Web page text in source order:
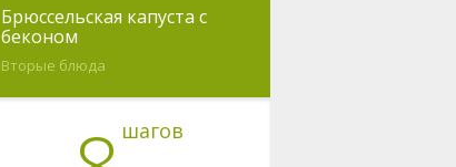
Брюссельская капуста с
беконом
Вторые блюда
шагов